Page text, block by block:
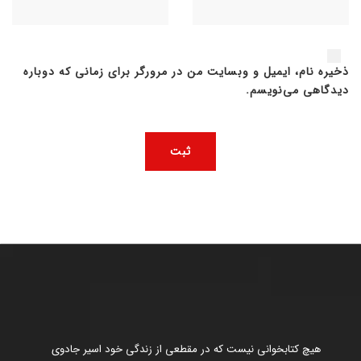
ذخیره نام، ایمیل و وبسایت من در مرورگر برای زمانی که دوباره
دیدگاهی می‌نویسم.
هیچ کتابخوانی نیست که در مقطعی از زندگی خود اسیر جادوی